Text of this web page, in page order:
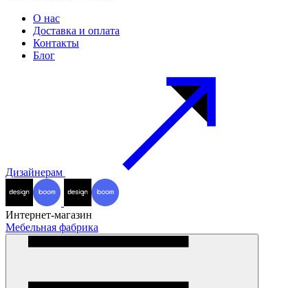
О нас
Доставка и оплата
Контакты
Блог
Дизайнерам
Интернет-магазин
Мебельная фабрика